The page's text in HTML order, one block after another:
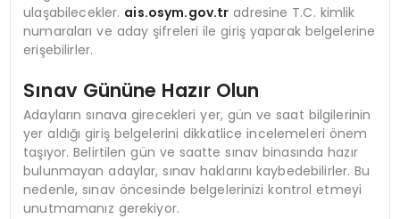
ulaşabilecekler. ais.osym.gov.tr adresine T.C. kimlik
numaraları ve aday şifreleri ile giriş yaparak belgelerine
erişebilirler.
Sınav Gününe Hazır Olun
Adayların sınava girecekleri yer, gün ve saat bilgilerinin
yer aldığı giriş belgelerini dikkatlice incelemeleri önem
taşıyor. Belirtilen gün ve saatte sınav binasında hazır
bulunmayan adaylar, sınav haklarını kaybedebilirler. Bu
nedenle, sınav öncesinde belgelerinizi kontrol etmeyi
unutmamanız gerekiyor.